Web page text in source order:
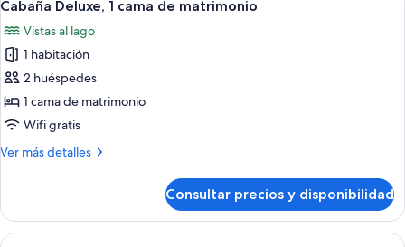
todas
las
fotos
de
Cabaña
Deluxe,
cama
Cabaña Deluxe, 1 cama de matrimonio
Vistas al lago
1 habitación
2 huéspedes
1 cama de matrimonio
Wifi gratis
Ver más detalles
Más
Deluxe,
Consultar precios y disponibilidad
Abrir
Sistema de insonorización, wifi